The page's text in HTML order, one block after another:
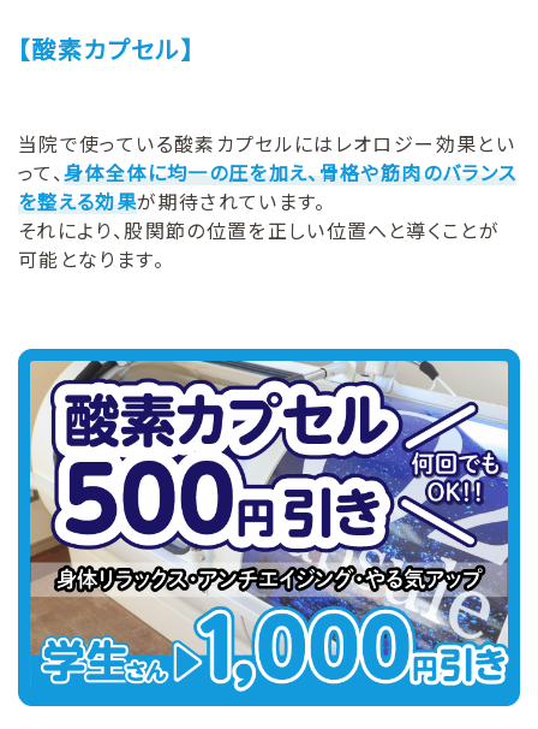
【酸素カプセル】
当院で使っている酸素カプセルにはレオロジー効果とい
って、身体全体に均一の圧を加え、骨格や筋肉のバランス
を整える効果が期待されています。
それにより、股関節の位置を正しい位置へと導くことが
可能となります。